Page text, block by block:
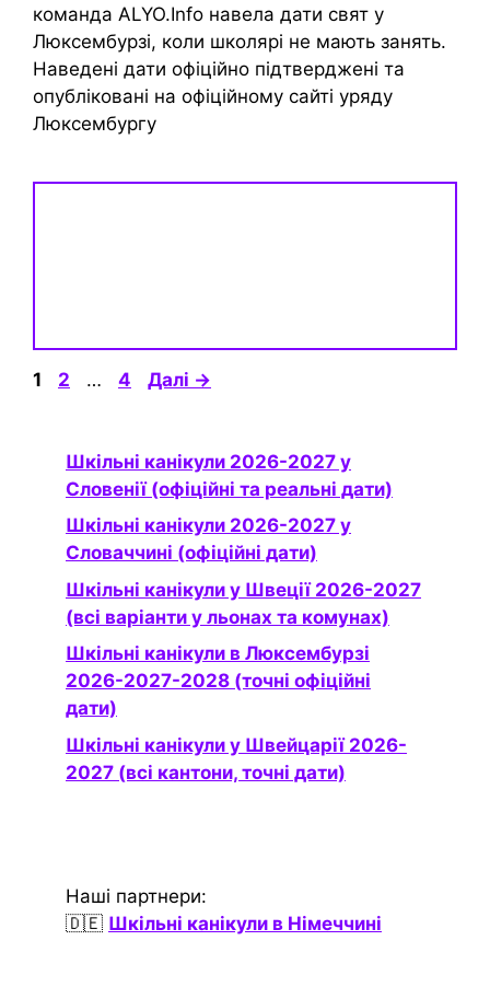
команда ALYO.Info навела дати свят у
Люксембурзі, коли школярі не мають занять.
Наведені дати офіційно підтверджені та
опубліковані на офіційному сайті уряду
Люксембургу
Сторінка
1 Сторінка
2 … Сторінка
4 Далі →
Шкільні канікули 2026-2027 у
Словенії (офіційні та реальні дати)
Шкільні канікули 2026-2027 у
Словаччині (офіційні дати)
Шкільні канікули у Швеції 2026-2027
(всі варіанти у льонах та комунах)
Шкільні канікули в Люксембурзі
2026-2027-2028 (точні офіційні
дати)
Шкільні канікули у Швейцарії 2026-
2027 (всі кантони, точні дати)
Наші партнери:
🇩🇪 Шкільні канікули в Німеччині